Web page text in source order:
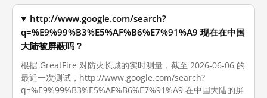
http://www.google.com/search?
q=%E9%99%B3%E5%AF%B6%E7%91%A9 现在在中国
大陆被屏蔽吗？
根据 GreatFire 对防火长城的实时测量，截至 2026-06-06 的
最近一次测试，http://www.google.com/search?
q=%E9%99%B3%E5%AF%B6%E7%91%A9 在中国大陆的屏